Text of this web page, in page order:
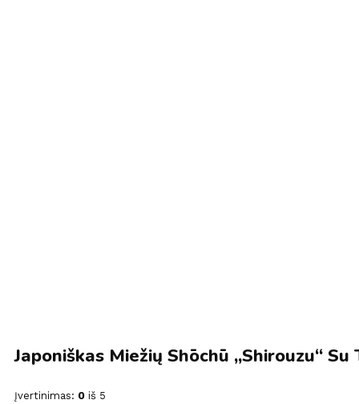
Japoniškas Miežių Shōchū „Shirouzu“
Įvertinimas: 0 iš 5